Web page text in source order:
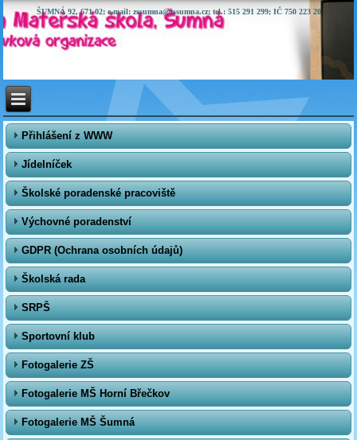
ŠUMNÁ 92, 671 02; e-mail: zssumna@zssumna.cz; tel.: 515 291 299; IČ 750 223 20
Přihlášení z WWW
Jídelníček
Školské poradenské pracoviště
Výchovné poradenství
GDPR (Ochrana osobních údajů)
Školská rada
SRPŠ
Sportovní klub
Fotogalerie ZŠ
Fotogalerie MŠ Horní Břečkov
Fotogalerie MŠ Šumná